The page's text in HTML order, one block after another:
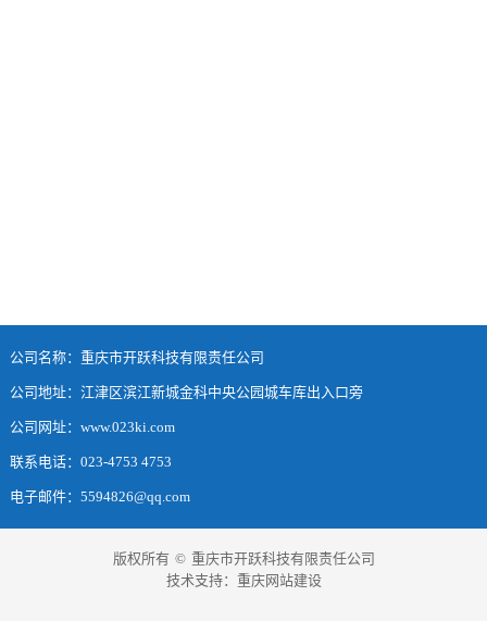
公司名称：重庆市开跃科技有限责任公司
公司地址：江津区滨江新城金科中央公园城车库出入口旁
公司网址：www.023ki.com
联系电话：023-4753 4753
电子邮件：5594826@qq.com
版权所有 © 重庆市开跃科技有限责任公司
技术支持： 重庆网站建设